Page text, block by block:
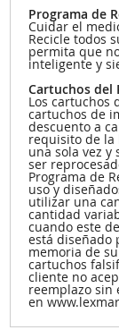
Programa de
Cuidar el
Recicle todos
permita que
inteligente y
Cartuchos del
Los cartuchos
cartuchos de
descuento a
requisito de la
una sola vez y
ser
Programa de
uso y
utilizar una
cantidad
cuando este
está diseñado
memoria de
cartuchos
cliente no
reemplazo sin
en